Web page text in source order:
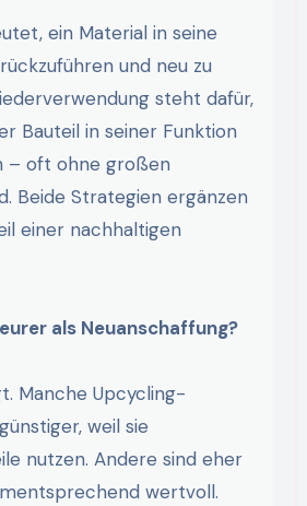
ein Material in seine
und neu zu
steht dafür,
Bauteil in seiner Funktion
– oft ohne großen
Beide Strategien ergänzen
einer nachhaltigen
als Neuanschaffung?
Manche Upcycling-
weil sie
nutzen. Andere sind eher
wertvoll.